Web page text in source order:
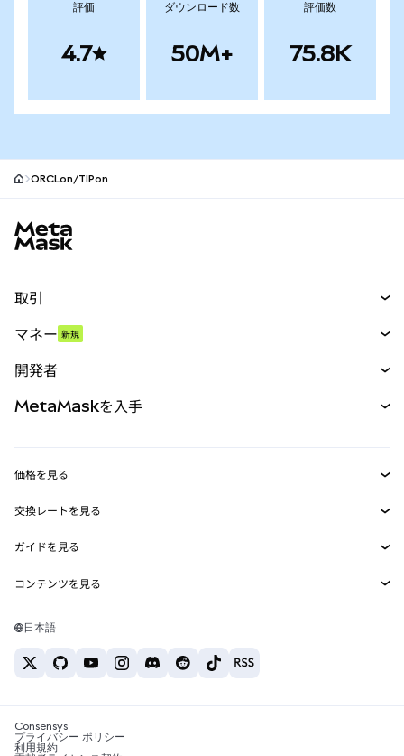
評価
4.7
ダウンロード数
50M+
評価数
75.8K
ORCLon/TIPon
取引
パーペチュアル
RWA
マネー 新規
開発者
MetaMask Connect
Snaps
Web3サービス
MetaMaskを入手
セキュリティ
サポート
キャリア
お問い合わせ
価格を見る
イーサリアムの価格
Solanaの価格
Tetherの価格
交換レートを見る
ETH→USD
USDT→INR
BTC→INR
ETH→USDT
ガイドを見る
ETHの購入
USDTの購入
SHIBの購入
BNBの購入
コンテンツを見る
Solanaウォレット
税制関連ニュース
日本語
Consensys
プライバシー ポリシー
利用規約